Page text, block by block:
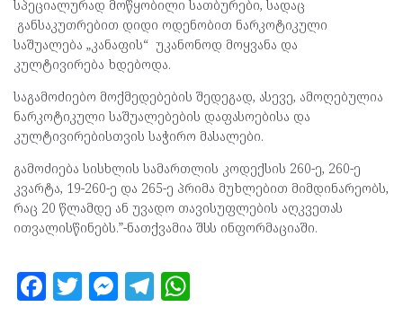
სპეციალურად მოწყობილი სათბურები, სადაც
განსაკუთრებით დიდი ოდენობით ნარკოტიკული
საშუალება „კანაფის“ უკანონოდ მოყვანა და
კულტივირება ხდებოდა.
საგამოძიებო მოქმედებების შედეგად, ასევე, ამოღებულია
ნარკოტიკული საშუალებების დაფასოებისა და
კულტივირებისთვის საჭირო მასალები.
გამოძიება სისხლის სამართლის კოდექსის 260-ე, 260-ე
კვარტა, 19-260-ე და 265-ე პრიმა მუხლებით მიმდინარეობს,
რაც 20 წლამდე ან უვადო თავისუფლების აღკვეთას
ითვალისწინებს.”-ნათქვამია შსს ინფორმაციაში.
F T M T